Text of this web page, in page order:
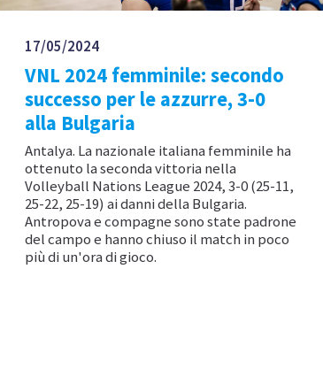
17/05/2024
VNL 2024 femminile: secondo
successo per le azzurre, 3-0
alla Bulgaria
Antalya. La nazionale italiana femminile ha
ottenuto la seconda vittoria nella
Volleyball Nations League 2024, 3-0 (25-11,
25-22, 25-19) ai danni della Bulgaria.
Antropova e compagne sono state padrone
del campo e hanno chiuso il match in poco
più di un'ora di gioco.